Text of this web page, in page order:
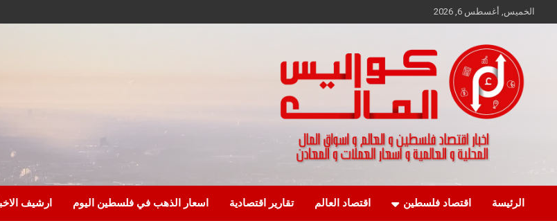
to
الخميس, أغسطس 6, 2026
كواليس المال
الرئيسة اقتصاد فلسطين اقتصاد العالم تقارير اقتصادية اسعار الذهب في فلسطين اليوم ارشيف